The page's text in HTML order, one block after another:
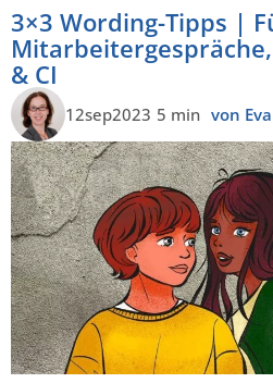
3×3 Wording-Tipps |
& CI
12sep2023 5 min von